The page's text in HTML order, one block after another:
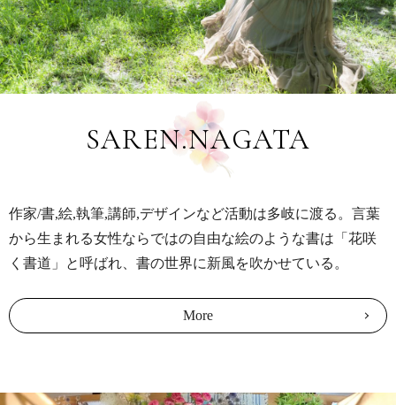
2026/02/10
新作・花咲く書道LINEスタンプ発売しました
2026/01/16
＜体験レッスン＞２月３月のご案内/永田紗戀会員レッスン
2026/01/16
＜作品提供＞浦安新聞・元旦号題字デザイン
2026/01/16
2026/01/01
元旦/ハイアット リージェンシー 東京ベイ 御来場御礼
ハイアット リージェンシー 東京ベイ 新春イベントのご案
内
2025/12/01
SAREN.NAGATA
作家/書,絵,執筆,講師,デザインなど活動は多岐に渡る。言葉
から生まれる女性ならではの自由な絵のような書は「花咲
く書道」と呼ばれ、書の世界に新風を吹かせている。
More